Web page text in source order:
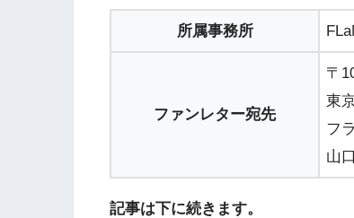
所属事務所
ファンレター宛先
〒
東
フ
山
記事は下に続きます。